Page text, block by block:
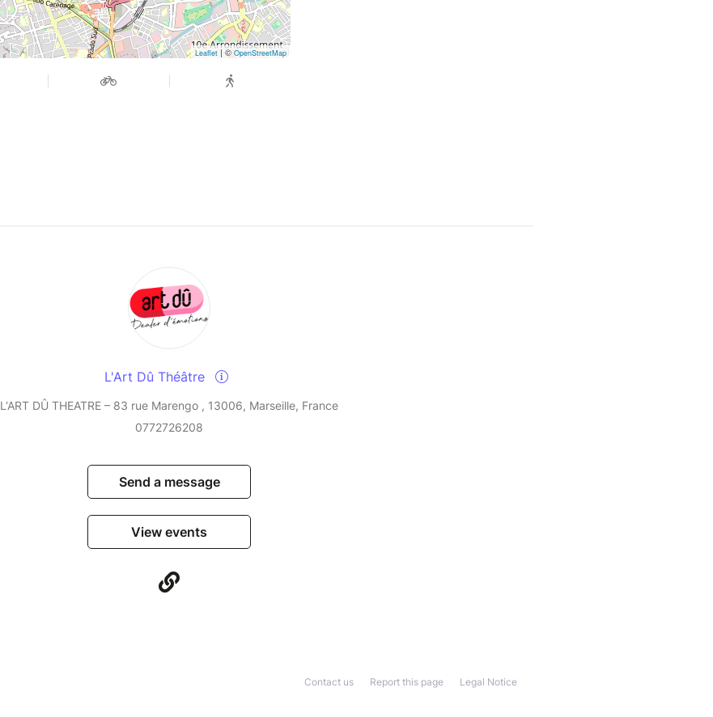
Leaflet | ©OpenStreetMap
L'Art Dû Théâtre
L‘ART DÛ THEATRE – 83 rue Marengo , 13006, Marseille, France
0772726208
Send a message
View events
Legal Notice
Report this page
Contact us